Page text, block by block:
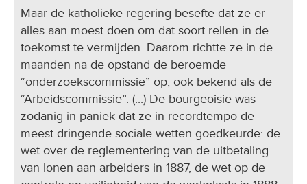
Maar de katholieke regering besefte dat ze er
alles aan moest doen om dat soort rellen in de
toekomst te vermijden. Daarom richtte ze in de
maanden na de opstand de beroemde
“onderzoekscommissie” op, ook bekend als de
“Arbeidscommissie”. (...) De bourgeoisie was
zodanig in paniek dat ze in recordtempo de
meest dringende sociale wetten goedkeurde: de
wet over de reglementering van de uitbetaling
van lonen aan arbeiders in 1887, de wet op de